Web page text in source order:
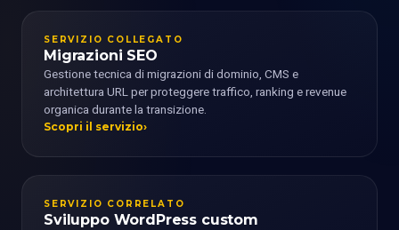
SERVIZIO COLLEGATO
Migrazioni SEO
Gestione tecnica di migrazioni di dominio, CMS e
architettura URL per proteggere traffico, ranking e revenue
organica durante la transizione.
Scopri il servizio
SERVIZIO CORRELATO
Sviluppo WordPress custom